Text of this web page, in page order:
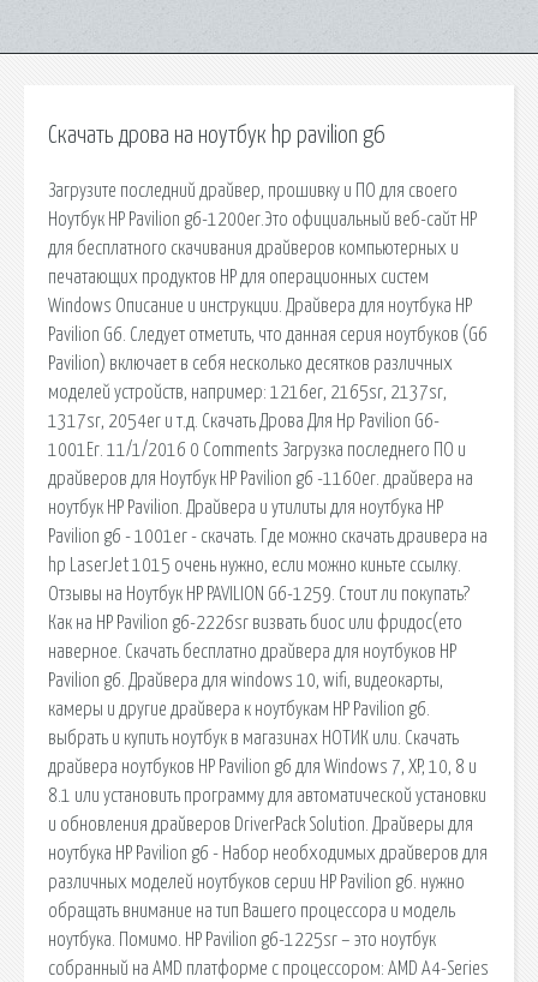
Скачать дрова на ноутбук hp pavilion g6
Загрузите последний драйвер, прошивку и ПО для своего
Ноутбук HP Pavilion g6-1200er.Это официальный веб-сайт HP
для бесплатного скачивания драйверов компьютерных и
печатающих продуктов HP для операционных систем
Windows Описание и инструкции. Драйвера для ноутбука HP
Pavilion G6. Следует отметить, что данная серия ноутбуков (G6
Pavilion) включает в себя несколько десятков различных
моделей устройств, например: 1216er, 2165sr, 2137sr,
1317sr, 2054er и т.д. Скачать Дрова Для Hp Pavilion G6-
1001Er. 11/1/2016 0 Comments Загрузка последнего ПО и
драйверов для Ноутбук HP Pavilion g6 -1160er. драйвера на
ноутбук HP Pavilion. Драйвера и утилиты для ноутбука HP
Pavilion g6 - 1001er - скачать. Где можно скачать драивера на
hp LaserJet 1015 очень нужно, если можно киньте ссылку.
Отзывы на Ноутбук HP PAVILION G6-1259. Стоит ли покупать?
Как на HP Pavilion g6-2226sr визвать биос или фридос(ето
наверное. Скачать бесплатно драйвера для ноутбуков HP
Pavilion g6. Драйвера для windows 10, wifi, видеокарты,
камеры и другие драйвера к ноутбукам HP Pavilion g6.
выбрать и купить ноутбук в магазинах НОТИК или. Скачать
драйвера ноутбуков HP Pavilion g6 для Windows 7, XP, 10, 8 и
8.1 или установить программу для автоматической установки
и обновления драйверов DriverPack Solution. Драйверы для
ноутбука HP Pavilion g6 - Набор необходимых драйверов для
различных моделей ноутбуков серии HP Pavilion g6. нужно
обращать внимание на тип Вашего процессора и модель
ноутбука. Помимо. HP Pavilion g6-1225sr – это ноутбук
собранный на AMD платформе с процессором: AMD A4-Series